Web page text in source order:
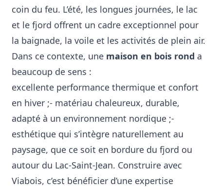
coin du feu. L’été, les longues journées, le lac
et le fjord offrent un cadre exceptionnel pour
la baignade, la voile et les activités de plein air.
Dans ce contexte, une maison en bois rond a
beaucoup de sens :
excellente performance thermique et confort
en hiver ;- matériau chaleureux, durable,
adapté à un environnement nordique ;-
esthétique qui s’intègre naturellement au
paysage, que ce soit en bordure du fjord ou
autour du Lac-Saint-Jean. Construire avec
Viabois, c’est bénéficier d’une expertise